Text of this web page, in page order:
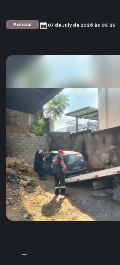
Policial calendar_month07 de July de 2026 às 05:25